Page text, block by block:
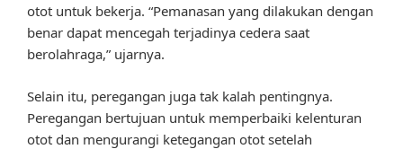
otot untuk bekerja. “Pemanasan yang dilakukan dengan
benar dapat mencegah terjadinya cedera saat
berolahraga,” ujarnya.
Selain itu, peregangan juga tak kalah pentingnya.
Peregangan bertujuan untuk memperbaiki kelenturan
otot dan mengurangi ketegangan otot setelah